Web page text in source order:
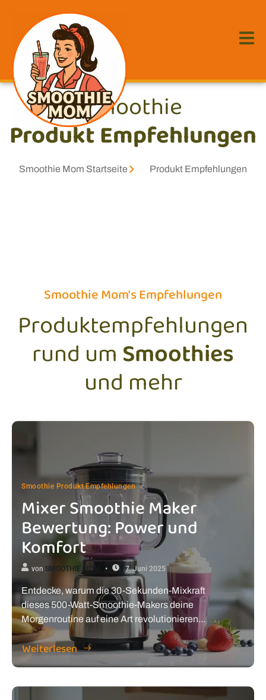
Smoothie
Produkt Empfehlungen
Smoothie Mom Startseite Produkt Empfehlungen
Smoothie Mom's Empfehlungen
Produktempfehlungen
rund um Smoothies
und mehr
Smoothie Produkt Empfehlungen
Mixer Smoothie Maker
Bewertung: Power und
Komfort
vonSMOOTHIE MOM 7. Juni 2025
Entdecke, warum die 30-Sekunden-Mixkraft
dieses 500-Watt-Smoothie-Makers deine
Morgenroutine auf eine Art revolutionieren...
Weiterlesen